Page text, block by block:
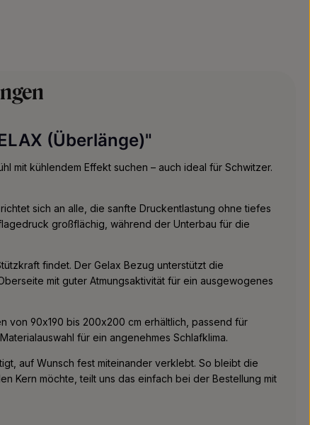
(Überlänge)"
mit kühlendem Effekt suchen – auch ideal für Schwitzer.
sich an alle, die sanfte Druckentlastung ohne tiefes
großflächig, während der Unterbau für die
findet. Der Gelax Bezug unterstützt die
mit guter Atmungsaktivität für ein ausgewogenes
von 90x190 bis 200x200 cm erhältlich, passend für
für ein angenehmes Schlafklima.
auf Wunsch fest miteinander verklebt. So bleibt die
Kern möchte, teilt uns das einfach bei der Bestellung mit